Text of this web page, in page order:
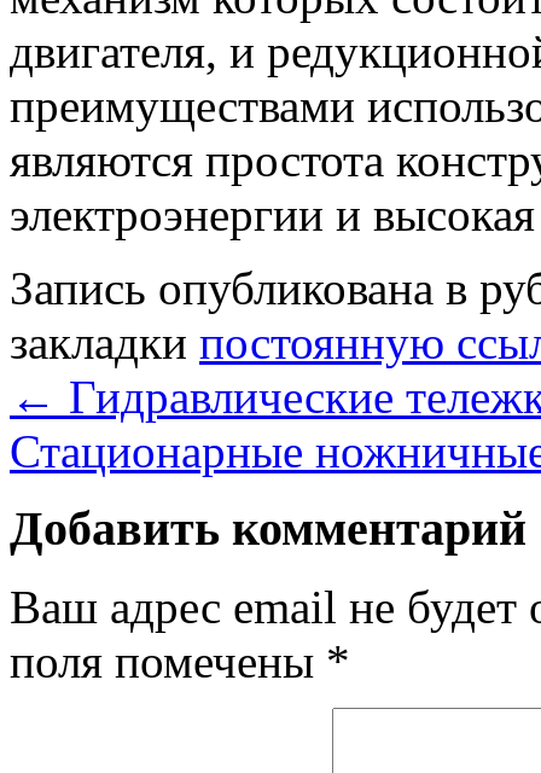
двигателя, и
преимуществами
являются простота
электроэнергии и
Запись опубликована в
закладки постоянную
← Гидравлические
Стационарные
Добавить комментарий
Ваш адрес email не будет
поля помечены *